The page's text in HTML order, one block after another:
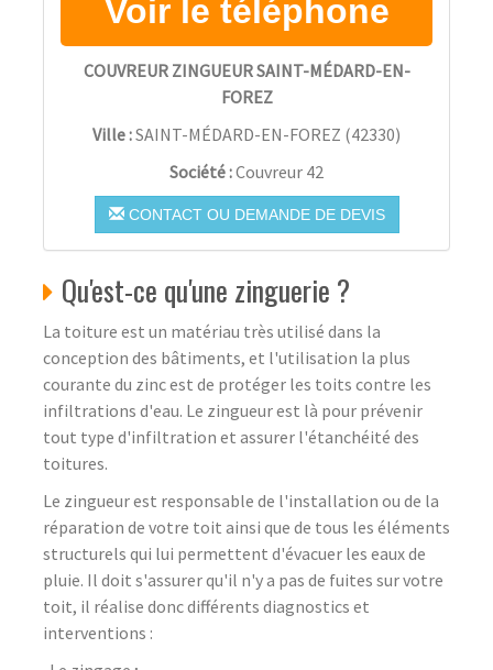
COUVREUR ZINGUEUR SAINT-MÉDARD-EN-
FOREZ
Ville :SAINT-MÉDARD-EN-FOREZ (42330)
Société :Couvreur 42
CONTACT OU DEMANDE DE DEVIS
Qu'est-ce qu'une zinguerie ?
La toiture est un matériau très utilisé dans la
conception des bâtiments, et l'utilisation la plus
courante du zinc est de protéger les toits contre les
infiltrations d'eau. Le zingueur est là pour prévenir
tout type d'infiltration et assurer l'étanchéité des
toitures.
Le zingueur est responsable de l'installation ou de la
réparation de votre toit ainsi que de tous les éléments
structurels qui lui permettent d'évacuer les eaux de
pluie. Il doit s'assurer qu'il n'y a pas de fuites sur votre
toit, il réalise donc différents diagnostics et
interventions :